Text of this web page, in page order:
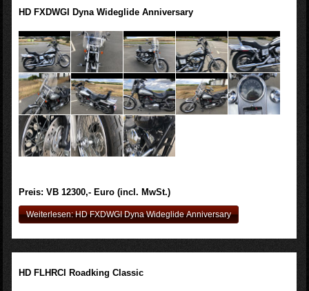
HD FXDWGI Dyna Wideglide Anniversary
Preis: VB 12300,- Euro (incl. MwSt.)
Weiterlesen: HD FXDWGI Dyna Wideglide Anniversary
HD FLHRCI Roadking Classic